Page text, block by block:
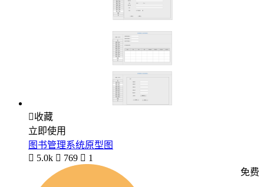
收藏
立即使用
图书管理系统原型图
 5.0k  769  1
免费